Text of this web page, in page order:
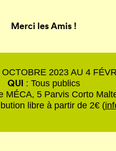
Merci les Amis !
OCTOBRE 2023 AU 4
QUI : Tous publics
MÉCA, 5 Parvis Corto
libre à partir de 2€ (